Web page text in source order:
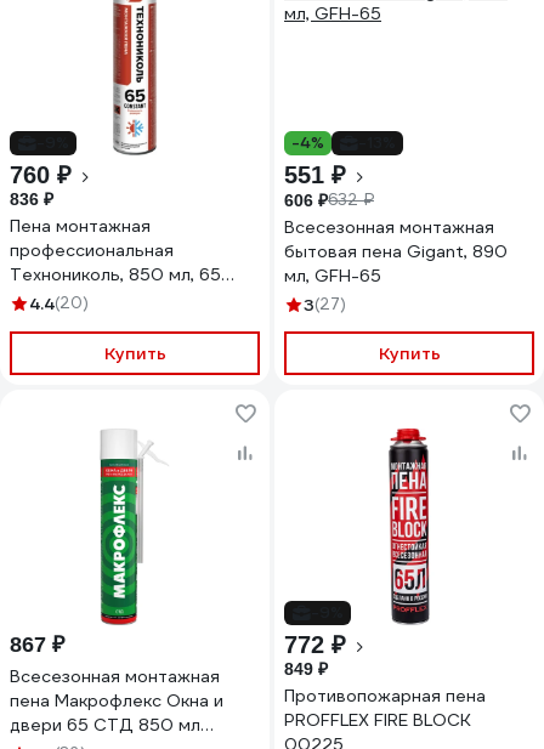
760 ₽
836 ₽
Пена монтажная
профессиональная
Технониколь, 850 мл, 65
CONSTANT (КОНСТАНТА),
4.4(20)
Купить
-4%
551 ₽
606 ₽632 ₽
Всесезонная монтажная
бытовая пена Gigant, 890
мл, GFH-65
3(27)
Купить
867 ₽
Всесезонная монтажная
пена Макрофлекс Окна и
двери 65 СТД 850 мл
772 ₽
849 ₽
Противопожарная пена
PROFFLEX FIRE BLOCK
00225